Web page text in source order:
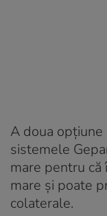
A doua opțiune
sistemele
mare pentru
mare și poate
colaterale.